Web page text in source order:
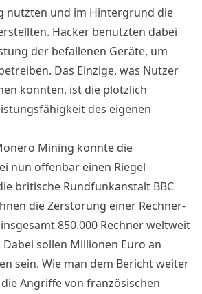
nutzten und im Hintergrund die
Hacker benutzten dabei
der befallenen Geräte, um
Das Einzige, was Nutzer
könnten, ist die plötzlich
des eigenen
Mining konnte die
nun offenbar einen Riegel
britische Rundfunkanstalt BBC
die Zerstörung einer Rechner-
850.000 Rechner weltweit
sollen Millionen Euro an
sein. Wie man dem Bericht weiter
Angriffe von französischen